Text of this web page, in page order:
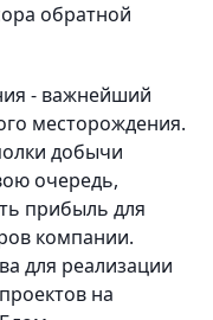
обратной
- важнейший
месторождения.
добычи
очередь,
прибыль для
компании.
для реализации
на